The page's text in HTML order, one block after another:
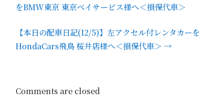
をBMW東京 東京ベイサービス様へ＜損保代車＞
【本日の配車日記(12/5)】左アクセル付レンタカーを
HondaCars飛鳥 桜井店様へ＜損保代車＞ →
Comments are closed